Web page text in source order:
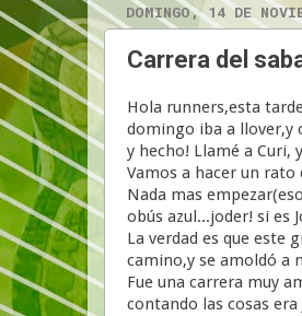
DOMINGO, 14 DE
Carrera del
Hola runners,esta
domingo iba a llover,y
y hecho! Llamé a Curi,
Vamos a hacer un rato
Nada mas
obús azul...joder! si es
La verdad es que este
camino,y se amoldó a
Fue una carrera muy
contando las cosas